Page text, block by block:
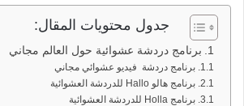
جدول محتويات المقال:
برنامج دردشة عشوائية حول العالم مجاني
برنامج دردشة فيديو عشوائي مجاني
برنامج هالو Hallo للدردشة العشوائية
برنامج Holla للدردشة العشوائية